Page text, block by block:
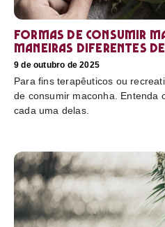
Formas de consumir
maneiras diferentes
9 de outubro de 2025
Para fins terapêuticos ou
de consumir maconha. Entenda
cada uma delas.